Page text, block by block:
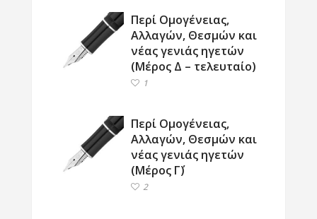
Περί Ομογένειας,
Αλλαγών, Θεσμών και
νέας γενιάς ηγετών
(Μέρος Δ – τελευταίο)
1
Περί Ομογένειας,
Αλλαγών, Θεσμών και
νέας γενιάς ηγετών
(Μέρος Γ΄)
2